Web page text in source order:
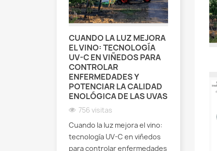
CUANDO LA LUZ MEJORA
EL VINO: TECNOLOGÍA
UV-C EN VIÑEDOS PARA
CONTROLAR
ENFERMEDADES Y
POTENCIAR LA CALIDAD
ENOLÓGICA DE LAS UVAS
756 visitas
Cuando la luz mejora el vino:
tecnología UV-C en viñedos
para controlar enfermedades
UANDO
483